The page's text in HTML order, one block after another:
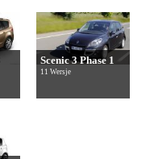
Scenic 3 Phase 1
11 Wersje